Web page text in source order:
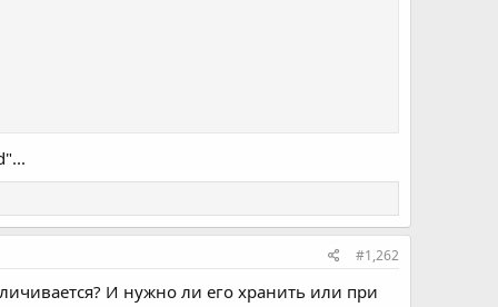
#1,262
И нужно ли его хранить или при